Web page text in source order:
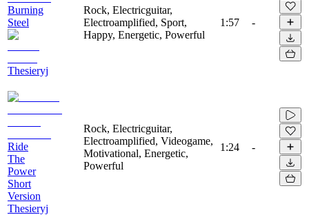
Burning
Steel
Thesieryj
Rock, Electricguitar,
Electroamplified, Sport,
Happy, Energetic, Powerful
1:57 -
Ride
The
Power
Short
Version
Thesieryj
Rock, Electricguitar,
Electroamplified, Videogame,
Motivational, Energetic,
Powerful
1:24 -